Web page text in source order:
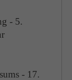
- 5.
- 17.